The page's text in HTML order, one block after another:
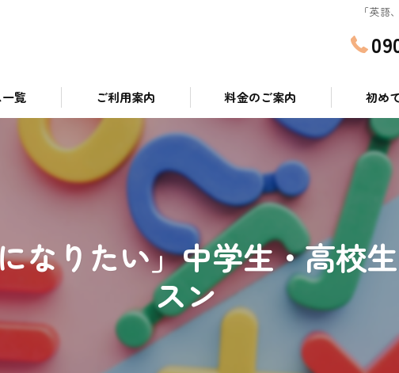
「英語
覧
いて
ご利用案内 料金のご案内 初め
なりたい」中学生・高校
スン